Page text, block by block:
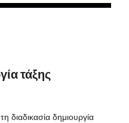
τάξης
διαδικασία δημιουργία